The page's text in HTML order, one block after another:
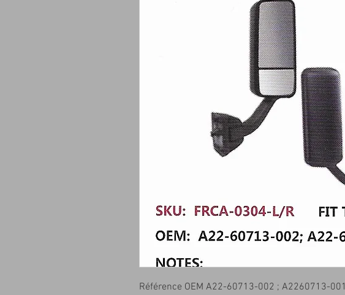
Référence OEM A22-60713-002 ; A2260713-001